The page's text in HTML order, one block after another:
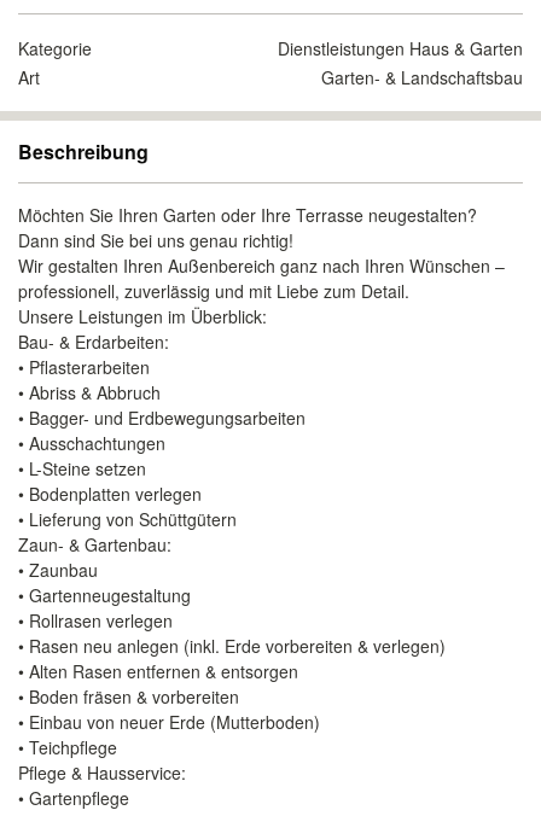
Kategorie
Dienstleistungen Haus & Garten
Art
Garten- & Landschaftsbau
Beschreibung
Möchten Sie Ihren Garten oder Ihre Terrasse neugestalten?
Dann sind Sie bei uns genau richtig!
Wir gestalten Ihren Außenbereich ganz nach Ihren Wünschen –
professionell, zuverlässig und mit Liebe zum Detail.
Unsere Leistungen im Überblick:
Bau- & Erdarbeiten:
• Pflasterarbeiten
• Abriss & Abbruch
• Bagger- und Erdbewegungsarbeiten
• Ausschachtungen
• L-Steine setzen
• Bodenplatten verlegen
• Lieferung von Schüttgütern
Zaun- & Gartenbau:
• Zaunbau
• Gartenneugestaltung
• Rollrasen verlegen
• Rasen neu anlegen (inkl. Erde vorbereiten & verlegen)
• Alten Rasen entfernen & entsorgen
• Boden fräsen & vorbereiten
• Einbau von neuer Erde (Mutterboden)
• Teichpflege
Pflege & Hausservice:
• Gartenpflege